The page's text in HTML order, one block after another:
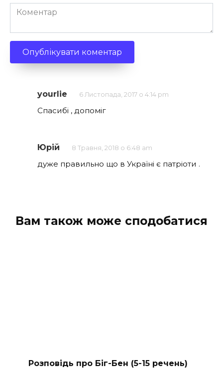
Коментар
yourlie 6 Листопада, 2017 о 4:14 pm
Спасибі , допоміг
Юрій 8 Травня, 2018 о 6:48 am
дуже правильно що в Україні є патріоти .
Вам також може сподобатися
Розповідь про Біг-Бен (5-15 речень)